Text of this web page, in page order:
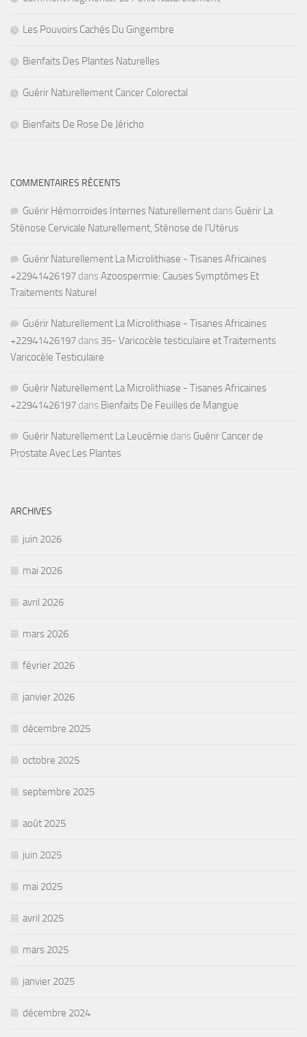
Les Pouvoirs Cachés Du Gingembre
Bienfaits Des Plantes Naturelles
Guérir Naturellement Cancer Colorectal
Bienfaits De Rose De Jéricho
COMMENTAIRES RÉCENTS
Guérir Hémorroïdes Internes Naturellement dans Guérir La
Sténose Cervicale Naturellement, Sténose de l’Utérus
Guérir Naturellement La Microlithiase - Tisanes Africaines
+22941426197 dans Azoospermie: Causes Symptômes Et
Traitements Naturel
Guérir Naturellement La Microlithiase - Tisanes Africaines
+22941426197 dans 35- Varicocèle testiculaire et Traitements
Varicocèle Testiculaire
Guérir Naturellement La Microlithiase - Tisanes Africaines
+22941426197 dans Bienfaits De Feuilles de Mangue
Guérir Naturellement La Leucémie dans Guérir Cancer de
Prostate Avec Les Plantes
ARCHIVES
juin 2026
mai 2026
avril 2026
mars 2026
février 2026
janvier 2026
décembre 2025
octobre 2025
septembre 2025
août 2025
juin 2025
mai 2025
avril 2025
mars 2025
janvier 2025
décembre 2024